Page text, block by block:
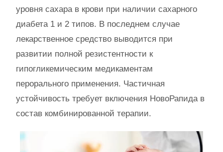
уровня сахара в крови при наличии сахарного
диабета 1 и 2 типов. В последнем случае
лекарственное средство выводится при
развитии полной резистентности к
гипогликемическим медикаментам
перорального применения. Частичная
устойчивость требует включения НовоРапида в
состав комбинированной терапии.